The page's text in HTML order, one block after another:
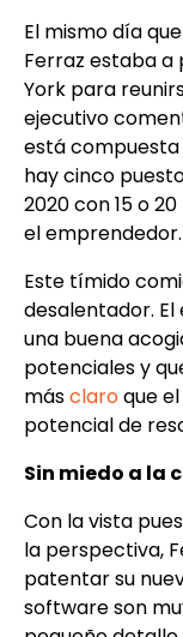
El mismo día
Ferraz estaba a
York para
ejecutivo
está
hay cinco
2020 con 15 o
el emprendedor.
Este tímido
desalentador.
una buena
potenciales y
másclaroque
potencial de
Sin miedo a la
Con la vista
la perspectiva,
patentar su
software son